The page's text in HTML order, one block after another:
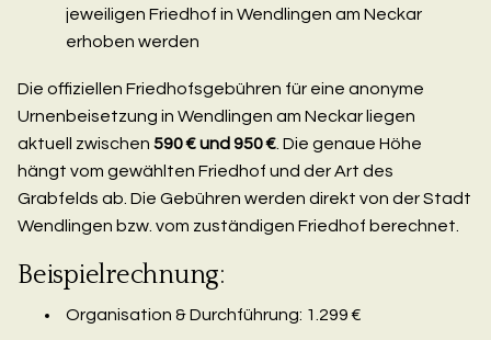
jeweiligen Friedhof in Wendlingen am Neckar
erhoben werden
Die offiziellen Friedhofsgebühren für eine anonyme
Urnenbeisetzung in Wendlingen am Neckar liegen
aktuell zwischen 590 € und 950 € . Die genaue Höhe
hängt vom gewählten Friedhof und der Art des
Grabfelds ab. Die Gebühren werden direkt von der Stadt
Wendlingen bzw. vom zuständigen Friedhof berechnet.
Beispielrechnung:
Organisation & Durchführung: 1.299 €